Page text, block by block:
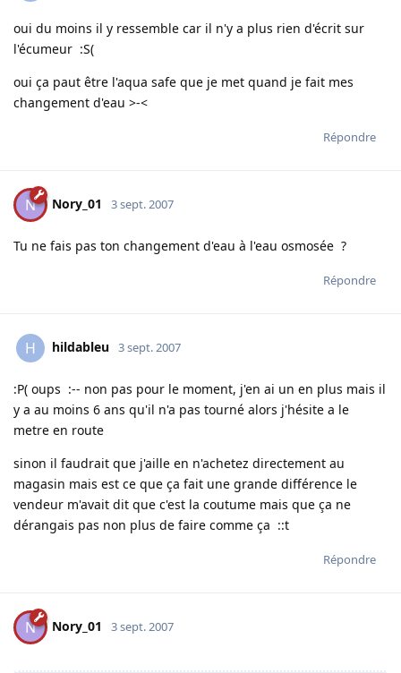
oui du moins il y ressemble car il n'y a plus rien d'écrit sur
l'écumeur :S(
oui ça paut être l'aqua safe que je met quand je fait mes
changement d'eau >-<
Répondre
N Nory_01 3 sept. 2007
Tu ne fais pas ton changement d'eau à l'eau osmosée ?
Répondre
H hildableu 3 sept. 2007
:P( oups :-- non pas pour le moment, j'en ai un en plus mais il
y a au moins 6 ans qu'il n'a pas tourné alors j'hésite a le
metre en route
sinon il faudrait que j'aille en n'achetez directement au
magasin mais est ce que ça fait une grande différence le
vendeur m'avait dit que c'est la coutume mais que ça ne
dérangais pas non plus de faire comme ça ::t
Répondre
N Nory_01 3 sept. 2007